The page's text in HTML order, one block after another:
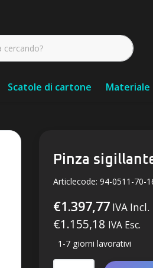
Scatole di cartone Materiale
Pinza
Articlecode: 94-0511-70-
€1.397,77 IVA Incl.
€1.155,18 IVA Esc.
1-7 giorni lavorativi